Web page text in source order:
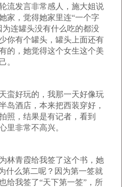
流发言非常感人，施大姐说
家，觉得她家里连“一个字
连罐头没有什么吃的都没
你有个罐头，罐头上面还有
的，她觉得这个女生这个美
。
蛮好玩的，我那一天好像玩
岛酒店，本来把西装穿好，
照，结果是有记者，看到
里非常不高兴。
林青霞给我签了这个书，她
什么第二呢？因为第一签就
给我签了“天下第一签”，所